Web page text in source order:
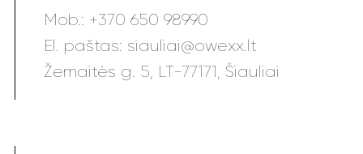
Mob.: +370 650 98990
El. paštas: siauliai@owexx.lt
Žemaitės g. 5, LT-77171, Šiauliai